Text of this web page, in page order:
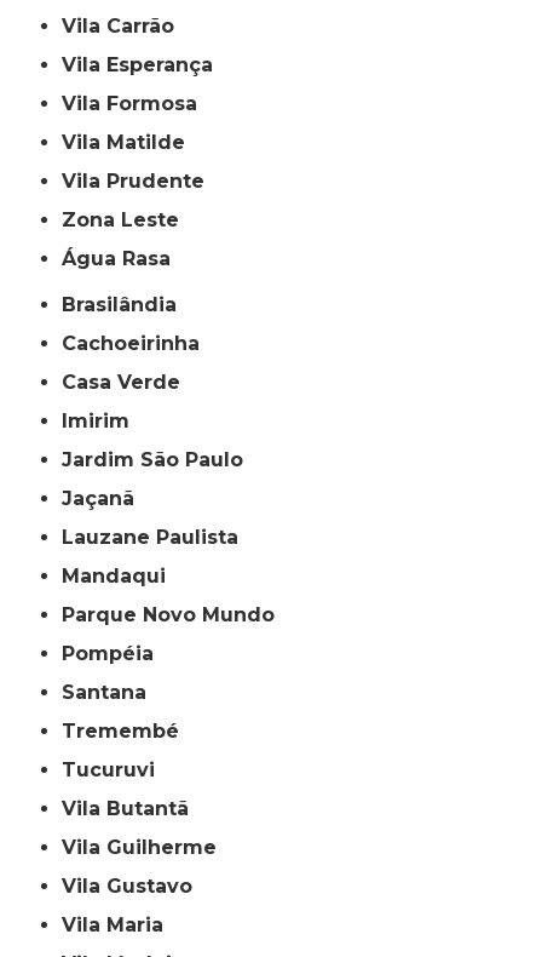
Vila Carrão
Vila Esperança
Vila Formosa
Vila Matilde
Vila Prudente
Zona Leste
Água Rasa
Brasilândia
Cachoeirinha
Casa Verde
Imirim
Jardim São Paulo
Jaçanã
Lauzane Paulista
Mandaqui
Parque Novo Mundo
Pompéia
Santana
Tremembé
Tucuruvi
Vila Butantã
Vila Guilherme
Vila Gustavo
Vila Maria